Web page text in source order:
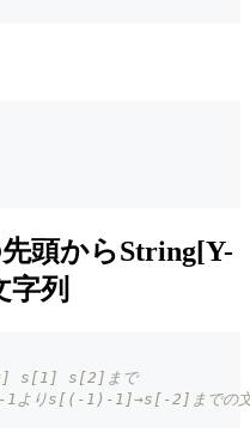
頭からString[Y-
列
s[1] s[2]まで
1よりs[(-1)-1]→s[-2]までの文